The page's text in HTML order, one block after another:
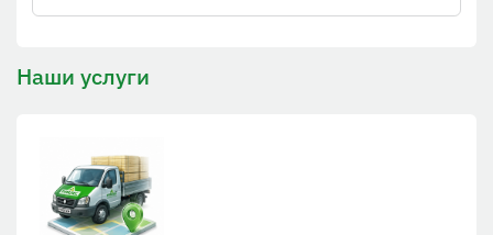
Наши услуги